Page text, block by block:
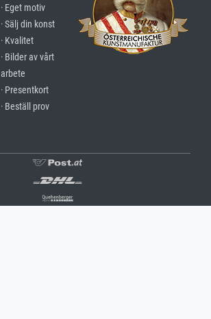
· Eget motiv
· Sälj din konst
· Kvalitet
· Bilder av vårt
arbete
· Presentkort
· Beställ prov